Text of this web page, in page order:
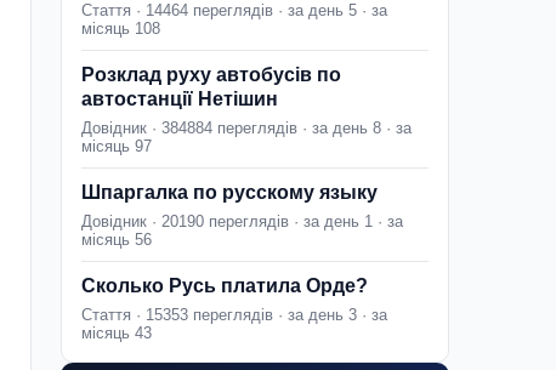
Стаття · 14464 переглядів · за день 5 · за
місяць 108
Розклад руху автобусів по
автостанції Нетішин
Довідник · 384884 переглядів · за день 8 · за
місяць 97
Шпаргалка по русскому языку
Довідник · 20190 переглядів · за день 1 · за
місяць 56
Сколько Русь платила Орде?
Стаття · 15353 переглядів · за день 3 · за
місяць 43